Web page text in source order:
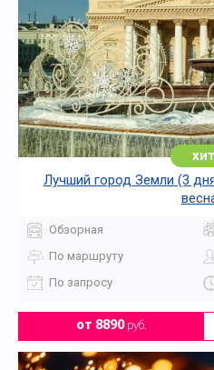
хит
Лучший город Земли (3
Обзорная
По маршруту
По запросу
от 8890руб.